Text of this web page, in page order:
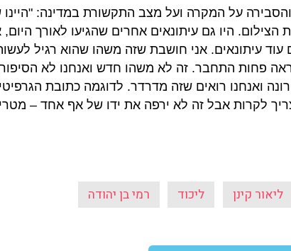
על המקרה ועל מצב התקשורת במדינה: "היינו
הצילום. היו גם עיתונאים אחרים שהגיעו לאורך
עיתונאים. אני חושבת שזה משהו שהוא רגיל
פחות התחבר. זה לא משהו חדש ואנחנו לא
לקרות אבל זה לא ירפה את ידו של אף אחד –
ליאור קינן ליכוד רמי בן יהודה